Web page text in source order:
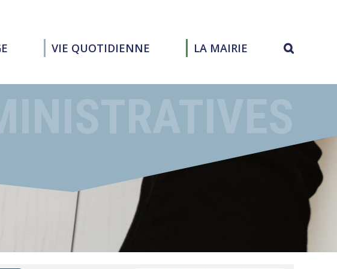
VIE QUOTIDIENNE LA MAIRIE